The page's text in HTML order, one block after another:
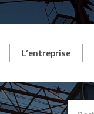
L’entreprise